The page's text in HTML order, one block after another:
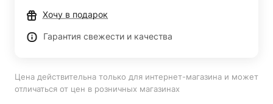
Хочу в подарок
Гарантия свежести и качества
Цена действительна только для интернет-магазина и может
отличаться от цен в розничных магазинах